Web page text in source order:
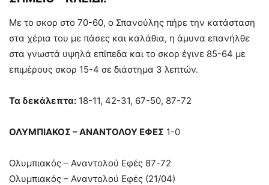
Με το σκορ στο 70-60, ο Σπανούλης πήρε την κατάσταση
στα χέρια του με πάσες και καλάθια, η άμυνα επανήλθε
στα γνωστά υψηλά επίπεδα και το σκορ έγινε 85-64 με
επιμέρους σκορ 15-4 σε διάστημα 3 λεπτών.
Τα δεκάλεπτα: 18-11, 42-31, 67-50, 87-72
ΟΛΥΜΠΙΑΚΟΣ – ΑΝΑΝΤΟΛΟΥ ΕΦΕΣ 1-0
Ολυμπιακός – Αναντολού Εφές 87-72
Ολυμπιακός – Αναντολού Εφές (21/04)